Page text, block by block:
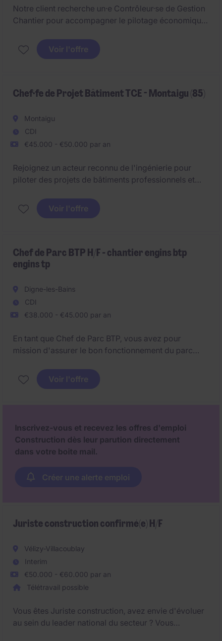
Notre client recherche un·e Contrôleur·se de Gestion
Chantier pour accompagner le pilotage économique
Moulineaux, le/la Contrôleur·se de Gestion Chantier
intervient au cœur du secteur Bâtiment et
Voir l'offre
Chef·fe de Projet Bâtiment TCE - Montaigu (85)
Montaigu
CDI
€45.000 - €50.000 par an
Rejoignez un acteur reconnu de l'ingénierie pour
piloter des projets de bâtiments professionnels et
Voir l'offre
Chef de Parc BTP H/F - chantier engins btp
engins tp
Digne-les-Bains
CDI
€38.000 - €45.000 par an
En tant que Chef de Parc BTP, vous avez pour
mission d'assurer le bon fonctionnement du parc
de l'entreprise tout en orchestrant la partie logistique
et la performance des chantiers.
Voir l'offre
Inscrivez-vous et recevez les offres d'emploi
Construction dès leur parution directement
dans votre boite mail.
Créer une alerte emploi
Juriste construction confirmé(e) H/F
Vélizy-Villacoublay
Interim
€50.000 - €60.000 par an
Télétravail possible
Vous êtes Juriste construction, avez envie d'évoluer
au sein du leader national du secteur ? Vous